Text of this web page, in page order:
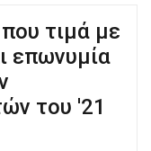
τιμά με
επωνυμία
του '21